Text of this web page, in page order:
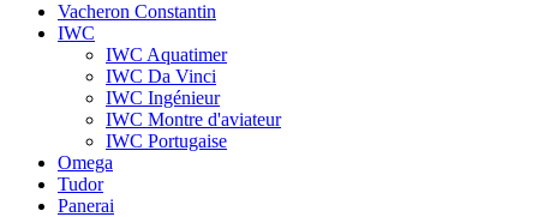
Vacheron Constantin
IWC
IWC Aquatimer
IWC Da Vinci
IWC Ingénieur
IWC Montre d'aviateur
IWC Portugaise
Omega
Tudor
Panerai